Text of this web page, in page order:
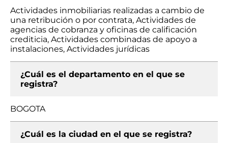
Actividades inmobiliarias realizadas a cambio de
una retribución o por contrata, Actividades de
agencias de cobranza y oficinas de calificación
crediticia, Actividades combinadas de apoyo a
instalaciones, Actividades jurídicas
¿Cuál es el departamento en el que se
registra?
BOGOTA
¿Cuál es la ciudad en el que se registra?